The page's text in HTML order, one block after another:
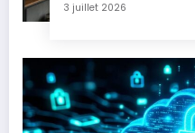
3 juillet 2026